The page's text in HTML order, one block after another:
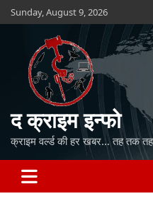
Skip
to
Sunday, August 9, 2026
द क्राइम इन्फो
क्राइम वर्ल्ड की हर खबर… तह तक